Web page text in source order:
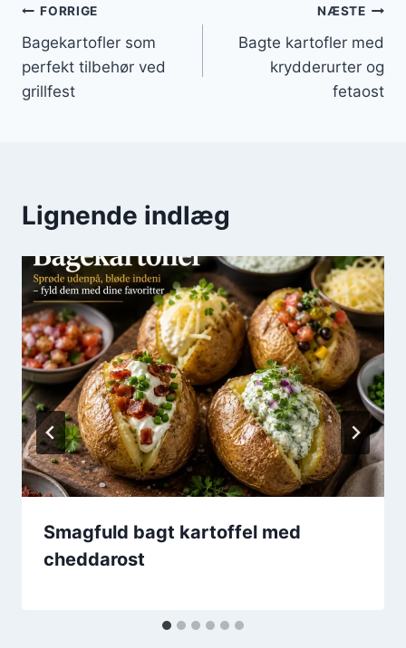
Indlægsnavigation
FORRIGE
Bagekartofler som
perfekt tilbehør ved
grillfest
NÆSTE
Bagte kartofler med
krydderurter og
fetaost
Lignende indlæg
Smagfuld bagt kartoffel med
cheddarost